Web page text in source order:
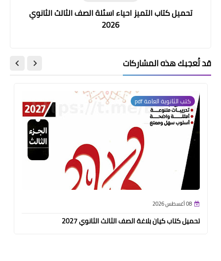
تحميل كتاب التميز احياء اسئلة الصف الثالث الثانوي
2026
قد تُعجبك هذه المشاركات
كتب الثانوية العامة pdf
08 أغسطس 2026
تحميل كتاب كيان بلاغة الصف الثالث الثانوي 2027